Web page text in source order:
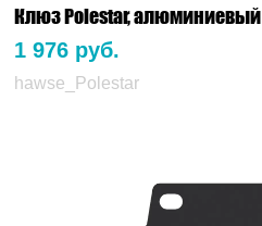
Клюз Polestar, алюминиевый
1 976 руб.
hawse_Polestar